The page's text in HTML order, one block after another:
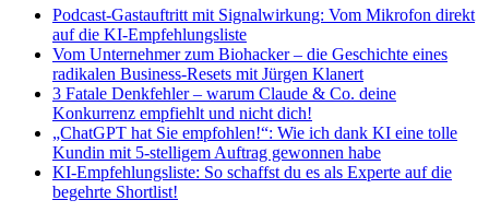
Podcast-Gastauftritt mit Signalwirkung: Vom Mikrofon direkt
auf die KI-Empfehlungsliste
Vom Unternehmer zum Biohacker – die Geschichte eines
radikalen Business-Resets mit Jürgen Klanert
3 Fatale Denkfehler – warum Claude & Co. deine
Konkurrenz empfiehlt und nicht dich!
„ChatGPT hat Sie empfohlen!“: Wie ich dank KI eine tolle
Kundin mit 5-stelligem Auftrag gewonnen habe
KI-Empfehlungsliste: So schaffst du es als Experte auf die
begehrte Shortlist!